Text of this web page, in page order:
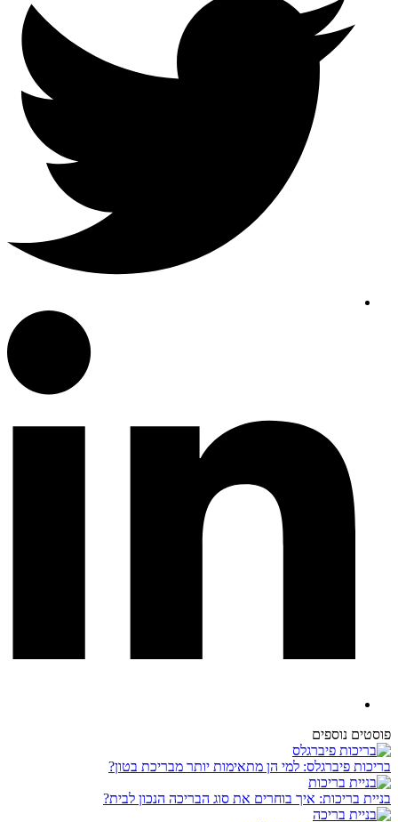
פוסטים נוספים
בריכות פיברגלס: למי הן מתאימות יותר מבריכת בטון?
בניית בריכות: איך בוחרים את סוג הבריכה הנכון לבית?